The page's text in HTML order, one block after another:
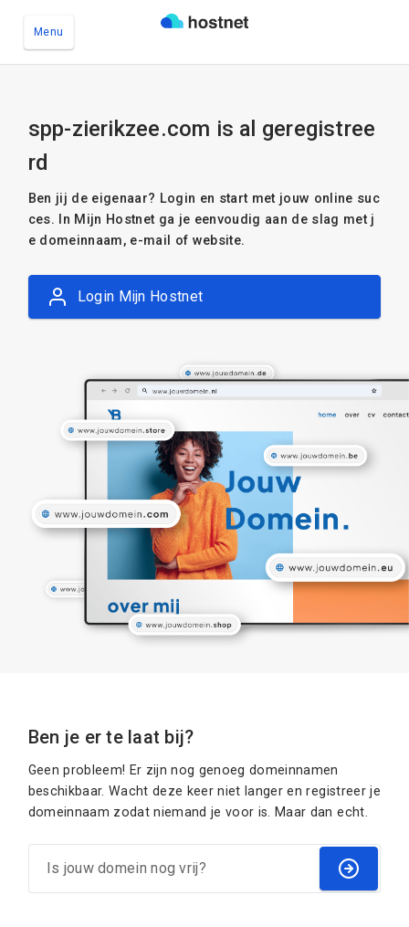
Menu
spp-zierikzee.com is al geregistree
rd
Ben jij de eigenaar? Login en start met jouw online suc
ces. In Mijn Hostnet ga je eenvoudig aan de slag met j
e domeinnaam, e-mail of website.
Login Mijn Hostnet
Ben je er te laat bij?
Geen probleem! Er zijn nog genoeg domeinnamen
beschikbaar. Wacht deze keer niet langer en registreer je
domeinnaam zodat niemand je voor is. Maar dan echt.